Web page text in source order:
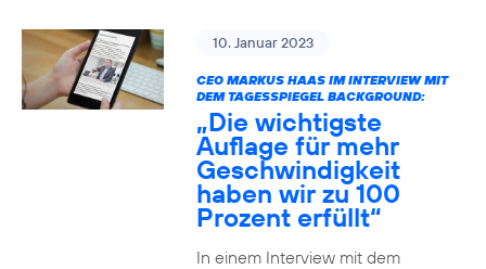
10. Januar 2023
CEO MARKUS HAAS IM INTERVIEW MIT
DEM TAGESSPIEGEL BACKGROUND:
„Die wichtigste
Auflage für mehr
Geschwindigkeit
haben wir zu 100
Prozent erfüllt“
In einem Interview mit dem